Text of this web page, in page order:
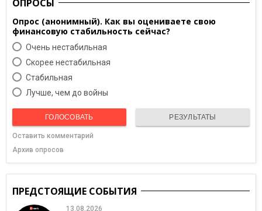
ОПРОСЫ
Опрос (анонимный). Как вы оцениваете свою
финансовую стабильность сейчас?
Очень нестабильная
Скорее нестабильная
Cтабильная
Лучше, чем до войны
ГОЛОСОВАТЬ РЕЗУЛЬТАТЫ
Оставить комментарий
Архив опросов
ПРЕДСТОЯЩИЕ СОБЫТИЯ
13.08.2026